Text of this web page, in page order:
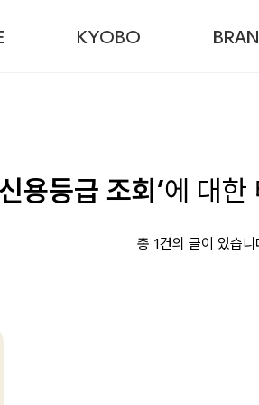
KYOBO
용등급 조회’에 대한
총 1건의 글이 있습니